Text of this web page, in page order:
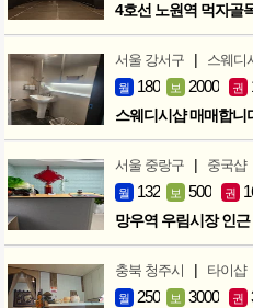
4호선 노원역 먹자골
서울 강서구 | 스웨디
월 180 보 2000 권
스웨디시샵 매매합니
서울 중랑구 | 중국샵
월 132 보 500 권
망우역 우림시장 인
충북 청주시 | 타이샵
월 250 보 3000 권